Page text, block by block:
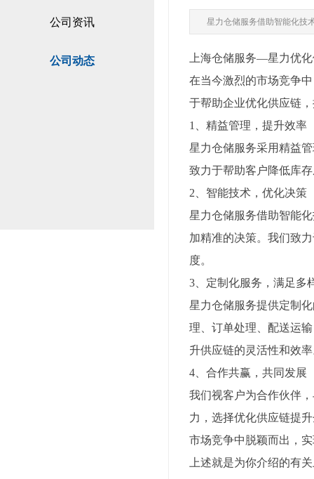
公司资讯
公司动态
星力仓储服务借助智能化技
上海仓储服务—星力优
在当今激烈的市场竞争
于帮助企业优化供应链
1、精益管理，提升效率
星力仓储服务采用精益
致力于帮助客户降低库
2、智能技术，优化决策
星力仓储服务借助智能
加精准的决策。我们致
度。
3、定制化服务，满足多
星力仓储服务提供定制
理、订单处理、配送运
升供应链的灵活性和效
4、合作共赢，共同发展
我们视客户为合作伙伴
力，选择优化供应链提
市场竞争中脱颖而出，
上述就是为你介绍的有